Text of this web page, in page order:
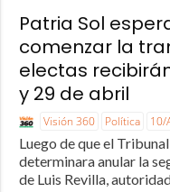
Patria Sol
comenzar la
electas
y 29 de abril
Visión 360 Política 10/
Luego de que el
determinara anular la
de Luis Revilla,